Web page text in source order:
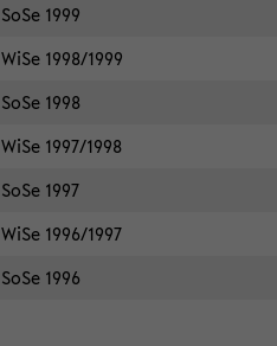
SoSe 1999
WiSe 1998/1999
SoSe 1998
WiSe 1997/1998
SoSe 1997
WiSe 1996/1997
SoSe 1996